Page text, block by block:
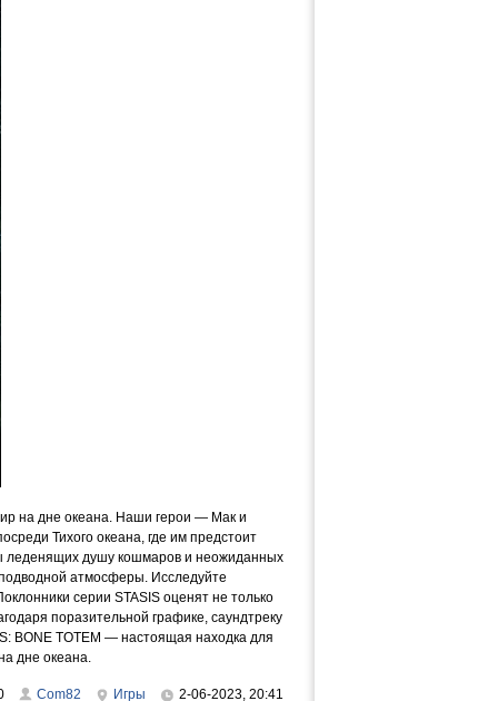
на дне океана. Наши герои — Мак и
Тихого океана, где им предстоит
леденящих душу кошмаров и неожиданных
атмосферы. Исследуйте
серии STASIS оценят не только
поразительной графике, саундтреку
BONE TOTEM — настоящая находка для
дне океана.
Com82 Игры 2-06-2023, 20:41